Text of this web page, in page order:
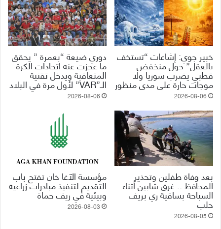
خبير جوي: إشاعات “تستخف
بالعقل” حول منخفض
قطبي يضرب سوريا ولا
موجات حارة على مدى منظور
2026-08-06
دوري ضيعة “بعمرة ” يحقق
ما عجزت عنه اتحادات الكرة
المتعاقبة ويدخل تقنية
الـ”VAR” لأول مرة في البلاد
2026-08-06
بعد وفاة طفلين وتحذير
المحافظ .. غرق شابين أثناء
السباحة بساقية ري بريف
حلب
2026-08-05
مؤسسة الآغا خان تفتح باب
التقديم لتنفيذ مبادرات زراعية
وبيئية في ريف حماة
2026-08-03